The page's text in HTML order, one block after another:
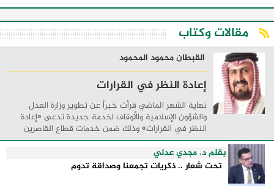
مقالات وكتاب
القبطان محمود المحمود
إعادة النظر في القرارات
نهاية الشهر الماضي قرأت خبراً عن تطوير وزارة العدل
والشؤون الإسلامية والأوقاف لخدمة جديدة تدعى «إعادة
النظر في القرارات» وذلك ضمن خدمات قطاع القاصرين
بحيث تتيح للخاضعين للولاية والقائمين على ...
بقلم د. مجدي عدلي
تحت شعار .. ذكريات تجمعنا وصداقة تدوم